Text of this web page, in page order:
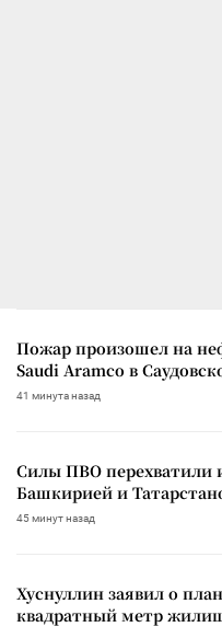
Пожар произошел на
Saudi Aramco в
41 минута назад
Силы ПВО перехватили
Башкирией и
45 минут назад
Хуснуллин заявил о
квадратный метр